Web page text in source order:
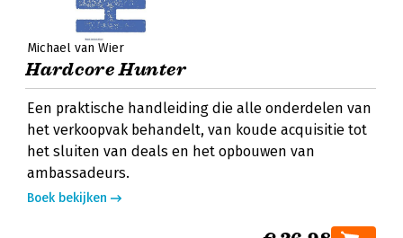
Michael van Wier
Hardcore Hunter
Een praktische handleiding die alle onderdelen van
het verkoopvak behandelt, van koude acquisitie tot
het sluiten van deals en het opbouwen van
ambassadeurs.
Boek bekijken